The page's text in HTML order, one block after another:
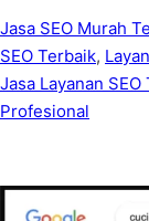
Jasa SEO Murah
SEO Terbaik,
Jasa Layanan SEO
Profesional